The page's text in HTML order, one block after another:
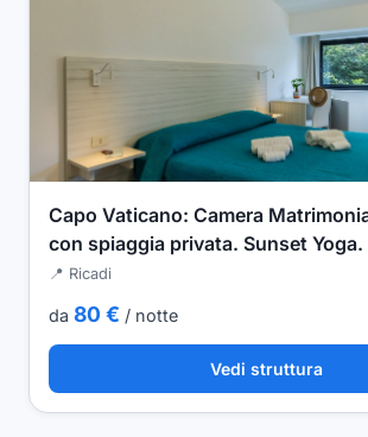
Capo Vaticano: Camera
con spiaggia privata. Sunset Yoga.
📍 Ricadi
da 80 € / notte
Vedi struttura